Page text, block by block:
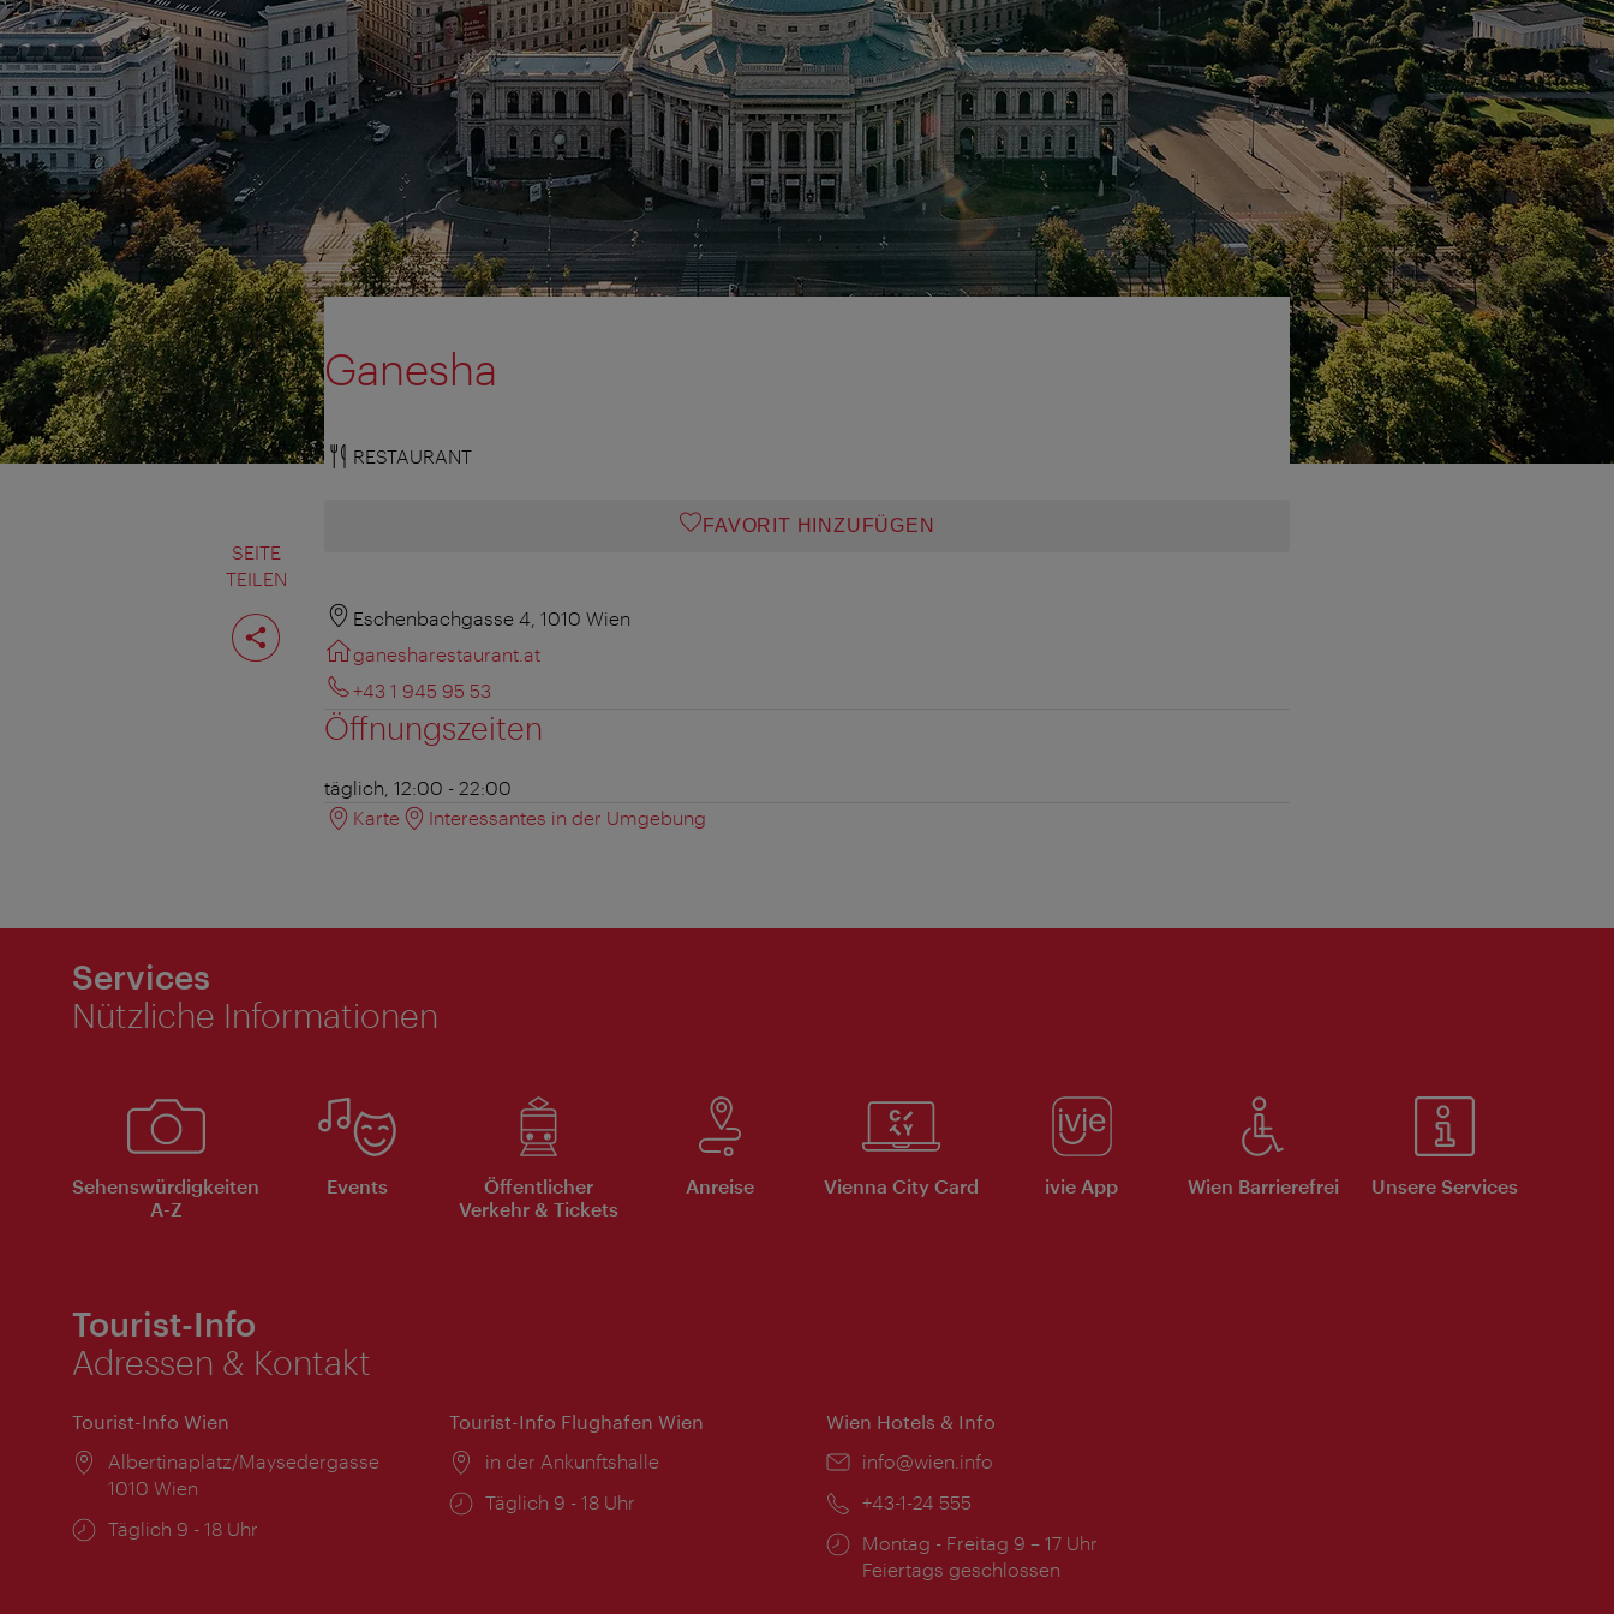
SEITE
TEILEN
Seite
teilen
Ganesha
RESTAURANT
FAVORIT HINZUFÜGEN
Eschenbachgasse 4, 1010 Wien
ganesharestaurant.at
+43 1 945 95 53
Öffnungszeiten
täglich, 12:00 - 22:00
Karte
Interessantes in der Umgebung
Services
Nützliche Informationen
Sehenswürdigkeiten
A-Z
Events
Öffentlicher
Verkehr & Tickets
Anreise Vienna City Card ivie App Wien Barrierefrei Unsere Services
Tourist-Info
Adressen & Kontakt
Tourist-Info Wien
Ort:
Albertinaplatz/Maysedergasse
1010 Wien
Öffnungszeiten:
Täglich 9 - 18 Uhr
Tourist-Info Flughafen Wien
Ort:
in der Ankunftshalle
Öffnungszeiten:
Täglich 9 - 18 Uhr
Wien Hotels & Info
Email:
info@wien.info
Telefon:
+43-1-24 555
Öffnungszeiten:
Montag - Freitag 9 – 17 Uhr
Feiertags geschlossen